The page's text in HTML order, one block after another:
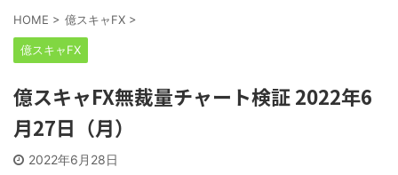
HOME > 億スキャFX >
億スキャFX
億スキャFX無裁量チャート検証 2022年6
月27日（月）
2022年6月28日